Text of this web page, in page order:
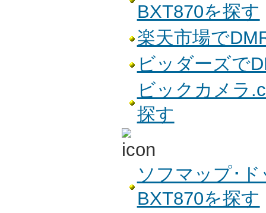
BXT870を探す
楽天市場で
ビッダーズで
ビックカメラ
探す
ソフマップ･
BXT870を探す